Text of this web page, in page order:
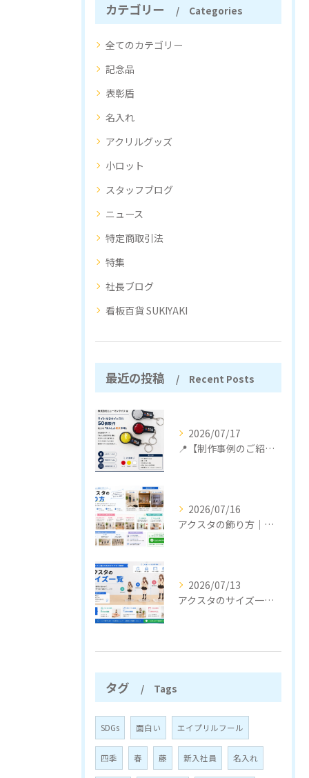
カテゴリー Categories
全てのカテゴリー
記念品
表彰盾
名入れ
アクリルグッズ
小ロット
スタッフブログ
ニュース
特定商取引法
特集
社長ブログ
看板百貨 SUKIYAKI
最近の投稿 Recent Posts
2026/07/17
📍【制作事例のご紹介】
2026/07/16
アクスタの飾り方｜おしゃれに見せるコツと収納のポイント
2026/07/13
アクスタのサイズ一覧｜定番サイズと選び方をわかりやすく解説
タグ Tags
SDGs 面白い エイプリルフール
四季 春 藤 新入社員 名入れ